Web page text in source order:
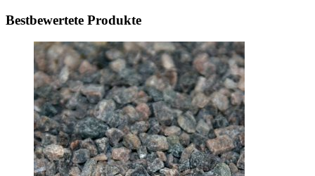
Bestbewertete Produkte